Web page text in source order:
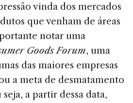
vinda dos mercados
que venham de áreas
notar uma
Goods Forum, uma
das maiores empresas
a meta de desmatamento
a partir dessa data,